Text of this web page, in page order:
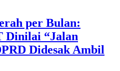
per Bulan:
Dinilai “Jalan
Didesak Ambil